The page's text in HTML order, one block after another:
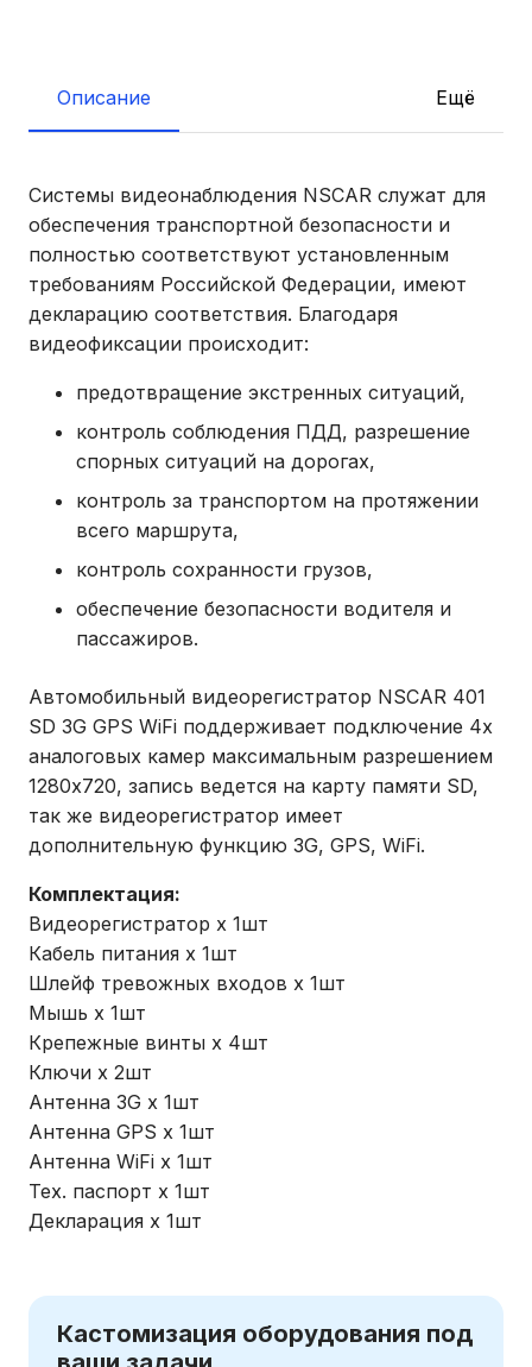
Описание Ещё
Системы видеонаблюдения NSCAR служат для
обеспечения транспортной безопасности и
полностью соответствуют установленным
требованиям Российской Федерации, имеют
декларацию соответствия. Благодаря
видеофиксации происходит:
предотвращение экстренных ситуаций,
контроль соблюдения ПДД, разрешение
спорных ситуаций на дорогах,
контроль за транспортом на протяжении
всего маршрута,
контроль сохранности грузов,
обеспечение безопасности водителя и
пассажиров.
Автомобильный видеорегистратор NSCAR 401
SD 3G GPS WiFi поддерживает подключение 4х
аналоговых камер максимальным разрешением
1280х720, запись ведется на карту памяти SD,
так же видеорегистратор имеет
дополнительную функцию 3G, GPS, WiFi.
Комплектация:
Видеорегистратор х 1шт
Кабель питания х 1шт
Шлейф тревожных входов х 1шт
Мышь х 1шт
Крепежные винты х 4шт
Ключи х 2шт
Антенна 3G х 1шт
Антенна GPS х 1шт
Антенна WiFi х 1шт
Тех. паспорт х 1шт
Декларация х 1шт
Кастомизация оборудования под